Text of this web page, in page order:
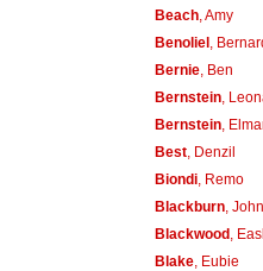
Beach, Amy
Benoliel,
Bernie, Ben
Bernstein,
Bernstein,
Best, Denzil
Biondi, Remo
Blackburn, John
Blackwood,
Blake, Eubie